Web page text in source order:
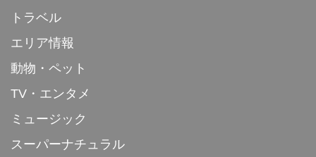
トラベル
エリア情報
動物・ペット
TV・エンタメ
ミュージック
スーパーナチュラル